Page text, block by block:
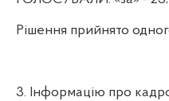
Рішення прийнято
3. Інформацію про